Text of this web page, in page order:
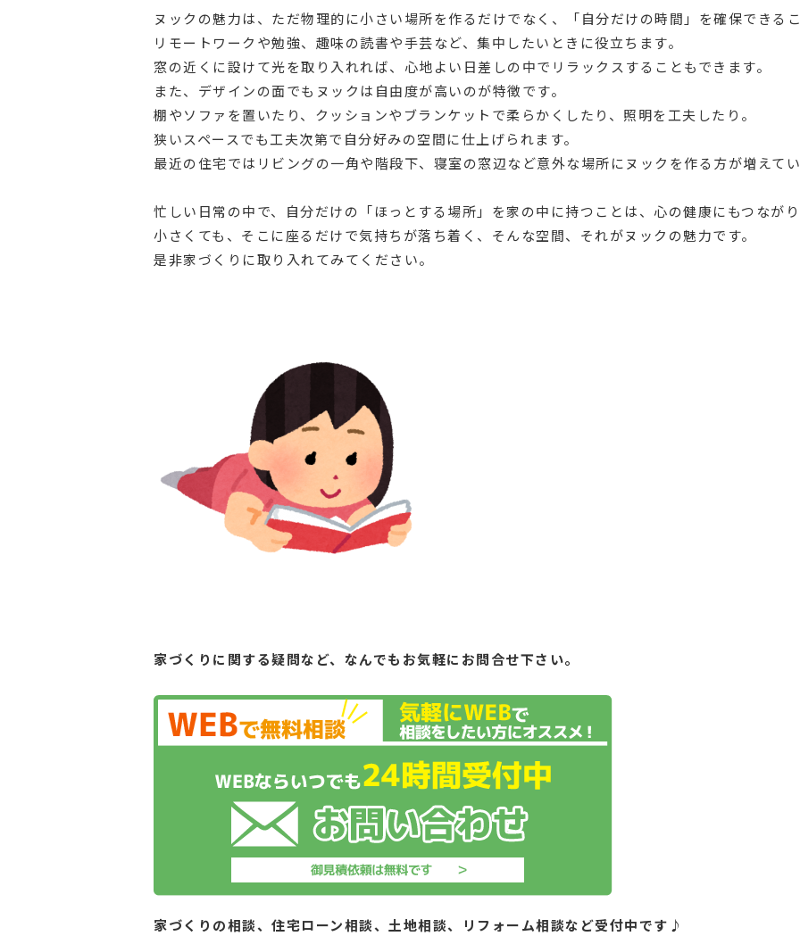
ヌックの魅力は、ただ物理的に小さい場所を作るだけでなく、「自分だけの時間」を確保できる
リモートワークや勉強、趣味の読書や手芸など、集中したいときに役立ちます。
窓の近くに設けて光を取り入れれば、心地よい日差しの中でリラックスすることもできます。
また、デザインの面でもヌックは自由度が高いのが特徴です。
棚やソファを置いたり、クッションやブランケットで柔らかくしたり、照明を工夫したり。
狭いスペースでも工夫次第で自分好みの空間に仕上げられます。
最近の住宅ではリビングの一角や階段下、寝室の窓辺など意外な場所にヌックを作る方が増えて
忙しい日常の中で、自分だけの「ほっとする場所」を家の中に持つことは、心の健康にもつなが
小さくても、そこに座るだけで気持ちが落ち着く、そんな空間、それがヌックの魅力です。
是非家づくりに取り入れてみてください。
家づくりに関する疑問など、 なんでもお気軽にお問合せ下さい。
家づくりの相談、住宅ローン相談、土地相談、リフォーム相談など受付中です♪